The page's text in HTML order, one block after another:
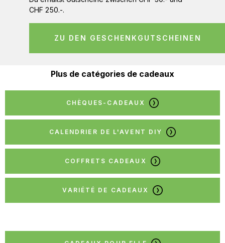
CHF 250.-.
ZU DEN GESCHENKGUTSCHEINEN
Plus de catégories de cadeaux
CHÈQUES-CADEAUX
CALENDRIER DE L'AVENT DIY
COFFRETS CADEAUX
VARIÉTÉ DE CADEAUX